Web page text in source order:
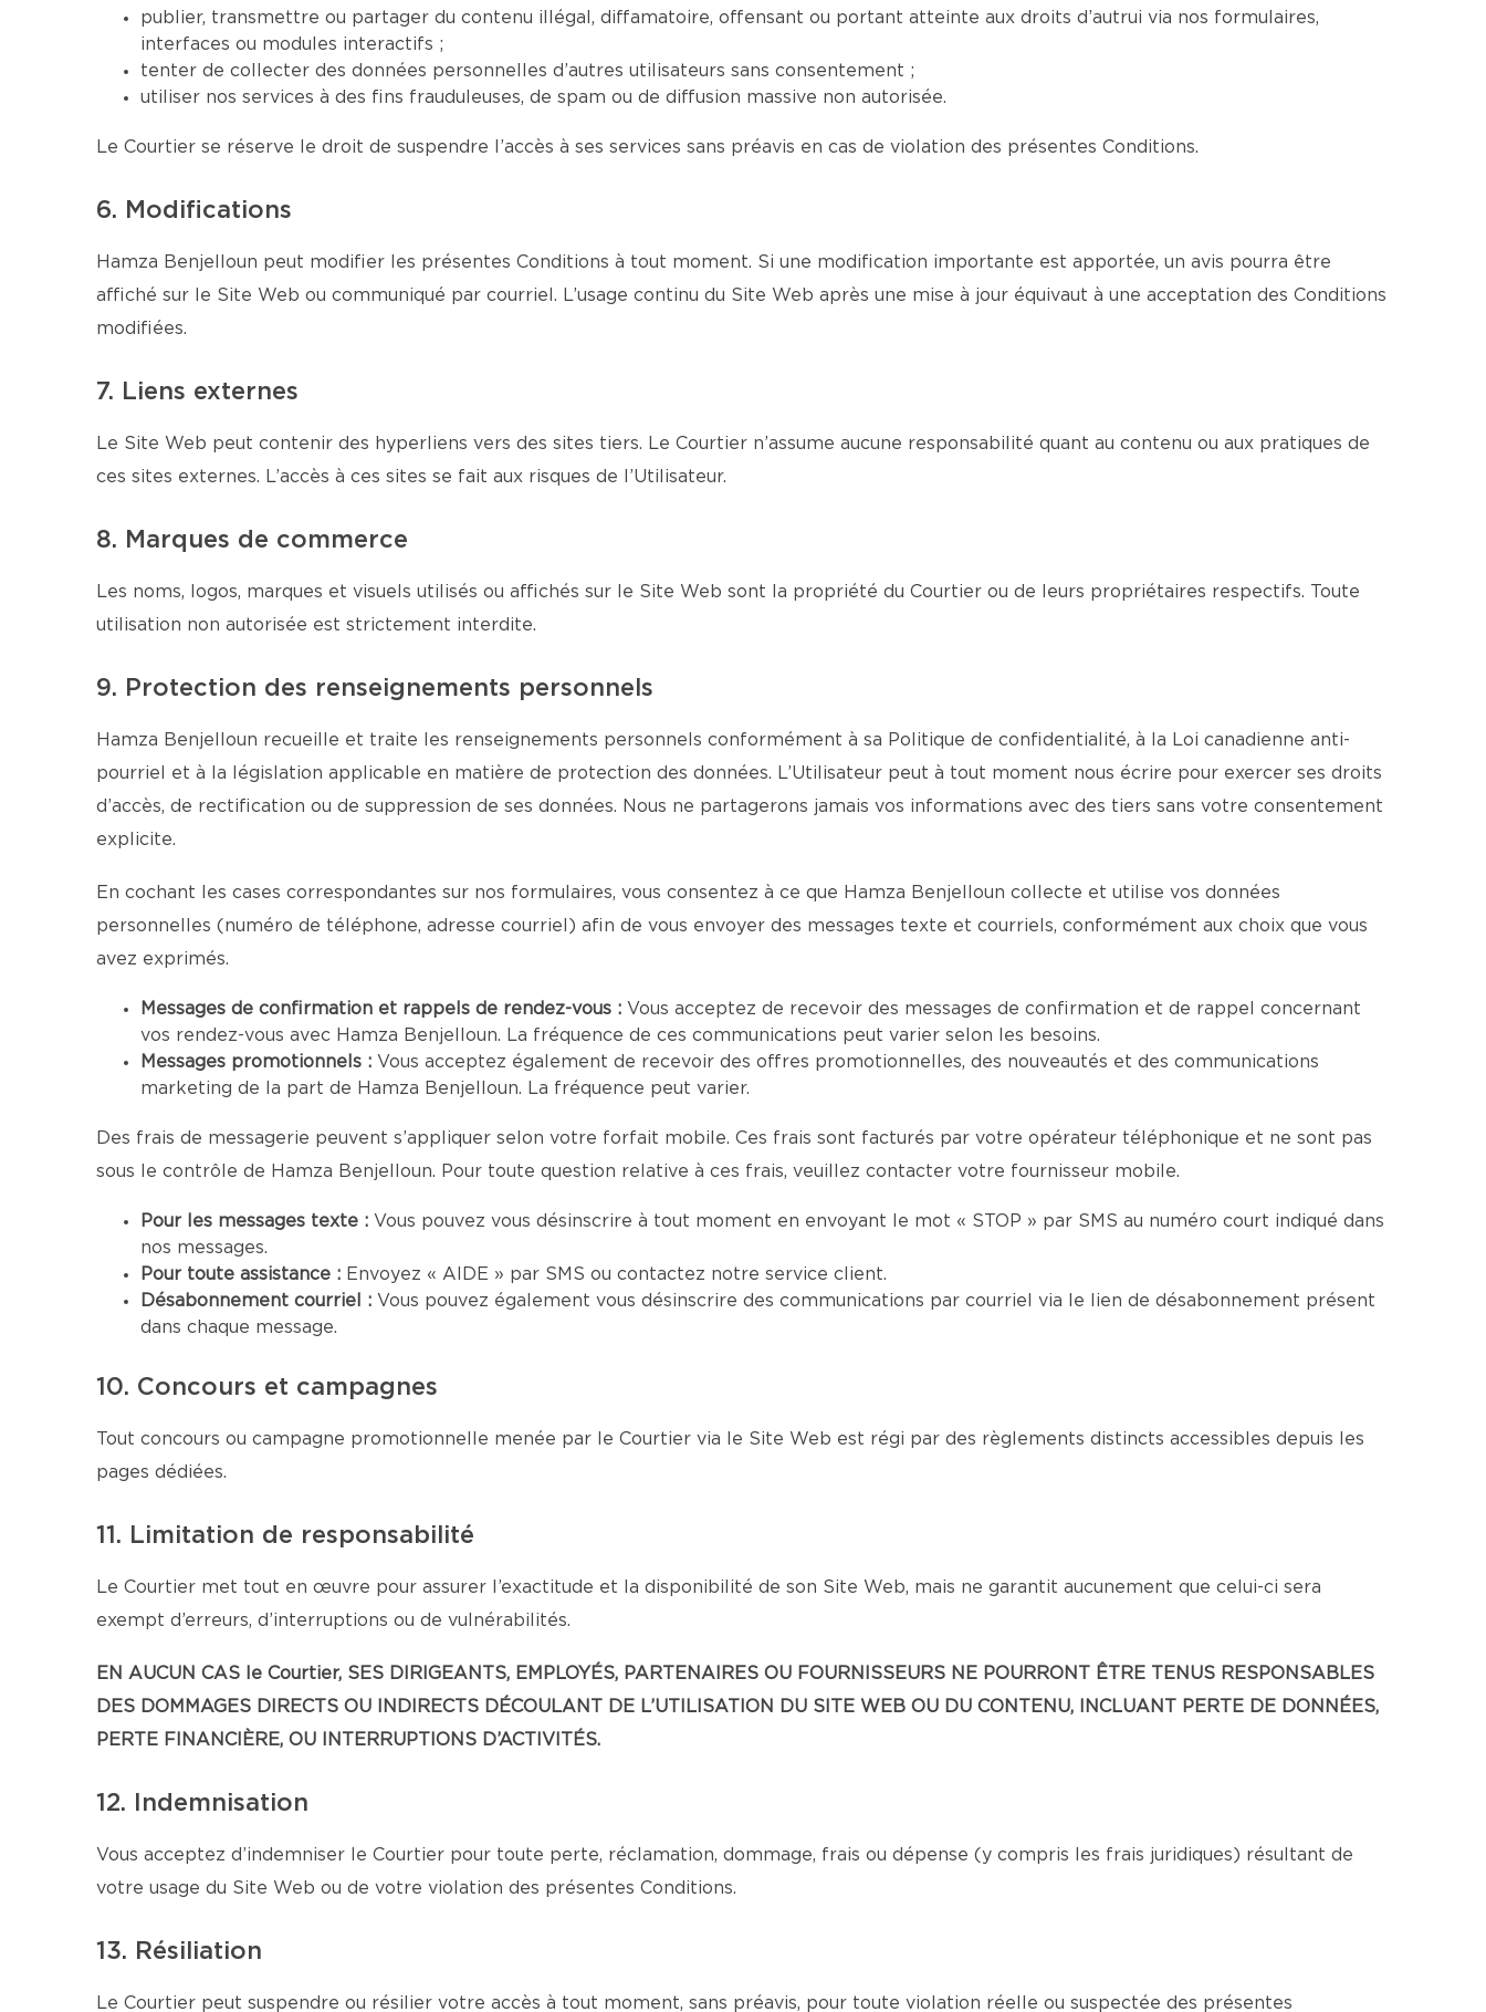
publier, transmettre ou partager du contenu illégal, diffamatoire, offensant ou portant atteinte aux droits d’autrui via nos formulaires,
interfaces ou modules interactifs ;
tenter de collecter des données personnelles d’autres utilisateurs sans consentement ;
utiliser nos services à des fins frauduleuses, de spam ou de diffusion massive non autorisée.
Le Courtier se réserve le droit de suspendre l’accès à ses services sans préavis en cas de violation des présentes Conditions.
6. Modifications
Hamza Benjelloun peut modifier les présentes Conditions à tout moment. Si une modification importante est apportée, un avis pourra être
affiché sur le Site Web ou communiqué par courriel. L’usage continu du Site Web après une mise à jour équivaut à une acceptation des Conditions
modifiées.
7. Liens externes
Le Site Web peut contenir des hyperliens vers des sites tiers. Le Courtier n’assume aucune responsabilité quant au contenu ou aux pratiques de
ces sites externes. L’accès à ces sites se fait aux risques de l’Utilisateur.
8. Marques de commerce
Les noms, logos, marques et visuels utilisés ou affichés sur le Site Web sont la propriété du Courtier ou de leurs propriétaires respectifs. Toute
utilisation non autorisée est strictement interdite.
9. Protection des renseignements personnels
Hamza Benjelloun recueille et traite les renseignements personnels conformément à sa Politique de confidentialité, à la Loi canadienne anti-
pourriel et à la législation applicable en matière de protection des données. L’Utilisateur peut à tout moment nous écrire pour exercer ses droits
d’accès, de rectification ou de suppression de ses données. Nous ne partagerons jamais vos informations avec des tiers sans votre consentement
explicite.
En cochant les cases correspondantes sur nos formulaires, vous consentez à ce que Hamza Benjelloun collecte et utilise vos données
personnelles (numéro de téléphone, adresse courriel) afin de vous envoyer des messages texte et courriels, conformément aux choix que vous
avez exprimés.
Messages de confirmation et rappels de rendez-vous : Vous acceptez de recevoir des messages de confirmation et de rappel concernant
vos rendez-vous avec Hamza Benjelloun. La fréquence de ces communications peut varier selon les besoins.
Messages promotionnels : Vous acceptez également de recevoir des offres promotionnelles, des nouveautés et des communications
marketing de la part de Hamza Benjelloun. La fréquence peut varier.
Des frais de messagerie peuvent s’appliquer selon votre forfait mobile. Ces frais sont facturés par votre opérateur téléphonique et ne sont pas
sous le contrôle de Hamza Benjelloun. Pour toute question relative à ces frais, veuillez contacter votre fournisseur mobile.
Pour les messages texte : Vous pouvez vous désinscrire à tout moment en envoyant le mot « STOP » par SMS au numéro court indiqué dans
nos messages.
Pour toute assistance : Envoyez « AIDE » par SMS ou contactez notre service client.
Désabonnement courriel : Vous pouvez également vous désinscrire des communications par courriel via le lien de désabonnement présent
dans chaque message.
10. Concours et campagnes
Tout concours ou campagne promotionnelle menée par le Courtier via le Site Web est régi par des règlements distincts accessibles depuis les
pages dédiées.
11. Limitation de responsabilité
Le Courtier met tout en œuvre pour assurer l’exactitude et la disponibilité de son Site Web, mais ne garantit aucunement que celui-ci sera
exempt d’erreurs, d’interruptions ou de vulnérabilités.
EN AUCUN CAS le Courtier, SES DIRIGEANTS, EMPLOYÉS, PARTENAIRES OU FOURNISSEURS NE POURRONT ÊTRE TENUS RESPONSABLES
DES DOMMAGES DIRECTS OU INDIRECTS DÉCOULANT DE L’UTILISATION DU SITE WEB OU DU CONTENU, INCLUANT PERTE DE DONNÉES,
PERTE FINANCIÈRE, OU INTERRUPTIONS D’ACTIVITÉS.
12. Indemnisation
Vous acceptez d’indemniser le Courtier pour toute perte, réclamation, dommage, frais ou dépense (y compris les frais juridiques) résultant de
votre usage du Site Web ou de votre violation des présentes Conditions.
13. Résiliation
Le Courtier peut suspendre ou résilier votre accès à tout moment, sans préavis, pour toute violation réelle ou suspectée des présentes